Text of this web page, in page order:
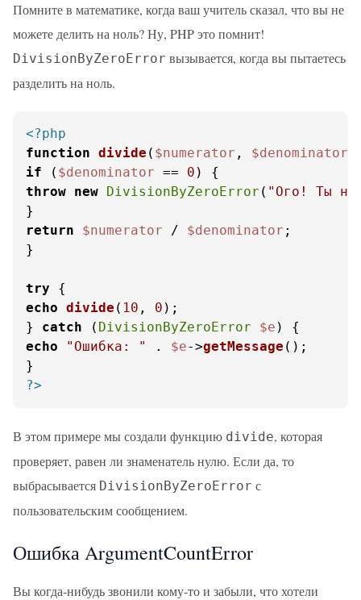
Помните в математике, когда ваш учитель сказал, что вы не
можете делить на ноль? Ну, PHP это помнит!
DivisionByZeroError вызывается, когда вы пытаетесь
разделить на ноль.
<?php
function divide ( $numerator , $denominator
if ( $denominator == 0
throw new DivisionByZeroError ( "Ого! Ты не
return
$numerator / $denominator ;
}
try
echo divide ( 10 , 0 );
} catch ( DivisionByZeroError $e
echo
"Ошибка: " . $e->getMessage ();
?>
В этом примере мы создали функцию divide, которая
проверяет, равен ли знаменатель нулю. Если да, то
выбрасывается DivisionByZeroError с
пользовательским сообщением.
Ошибка ArgumentCountError
Вы когда-нибудь звонили кому-то и забыли, что хотели